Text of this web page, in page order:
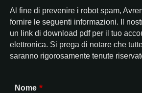
Al fine di prevenire i robot spam,
fornire le seguenti informazioni. Il
un link di download pdf per il tuo
elettronica. Si prega di notare che
saranno rigorosamente tenute
Nome *